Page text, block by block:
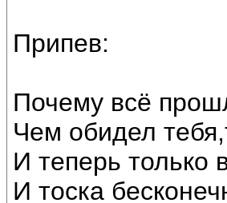
Припев:
Почему всё
Чем обидел
И теперь только
И тоска